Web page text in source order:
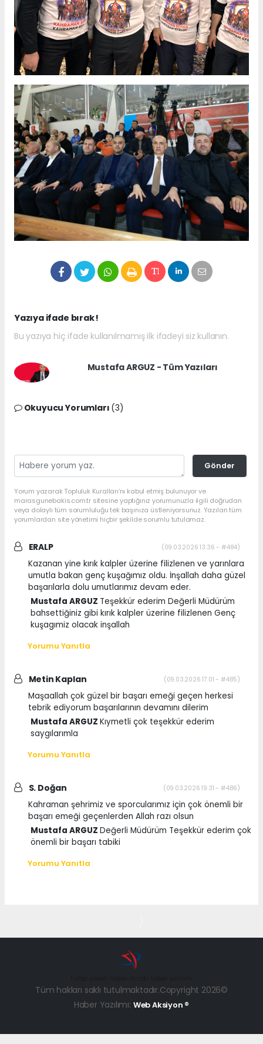
Yazıya ifade bırak !
Bu yazıya hiç ifade kullanılmamış ilk ifadeyi siz kullanın.
Mustafa ARGUZ - Tüm Yazıları
Okuyucu Yorumları (3)
Gönder
Yorum yazarak Topluluk Kuralları’nı kabul etmiş bulunuyor ve
marasgunebakis.com.tr sitesine yaptığınız yorumunuzla ilgili doğrudan
veya dolaylı tüm sorumluluğu tek başınıza üstleniyorsunuz. Yazılan tüm
yorumlardan site yönetimi hiçbir şekilde sorumlu tutulamaz.
ERALP (09.03.2026 13:36 - #484)
Kazanan yine kırık kalpler üzerine filizlenen ve yarınlara
umutla bakan genç kuşağımız oldu. İnşallah daha güzel
başarılarla dolu umutlarımız devam eder.
Mustafa ARGUZ Teşekkür ederim Değerli Müdürüm
bahsettiğiniz gibi kırık kalpler üzerine filizlenen Genç
kuşagımiz olacak inşallah
Yorumu Yanıtla
Metin Kaplan (09.03.2026 17:01 - #485)
Maşaallah çok güzel bir başarı emeği geçen herkesi
tebrik ediyorum başarılarının devamını dilerim
Mustafa ARGUZ Kıymetli çok teşekkür ederim
saygılarımla
Yorumu Yanıtla
S. Doğan (09.03.2026 19:31 - #486)
Kahraman şehrimiz ve sporcularımız için çok önemli bir
başarı emeği geçenlerden Allah razı olsun
Mustafa ARGUZ Değerli Müdürüm Teşekkür ederim çok
önemli bir başarı tabiki
Yorumu Yanıtla
Tüm hakları saklı tutulmaktadır.Copyright 2026©
Haber Yazılımı: Web Aksiyon ®